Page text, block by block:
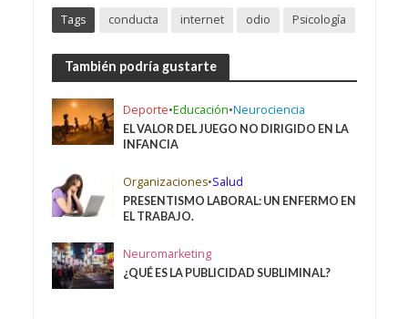
Tags conducta internet odio Psicología
También podría gustarte
Deporte•Educación•Neurociencia
EL VALOR DEL JUEGO NO DIRIGIDO EN LA
INFANCIA
Organizaciones•Salud
PRESENTISMO LABORAL: UN ENFERMO EN
EL TRABAJO.
Neuromarketing
¿QUÉ ES LA PUBLICIDAD SUBLIMINAL?